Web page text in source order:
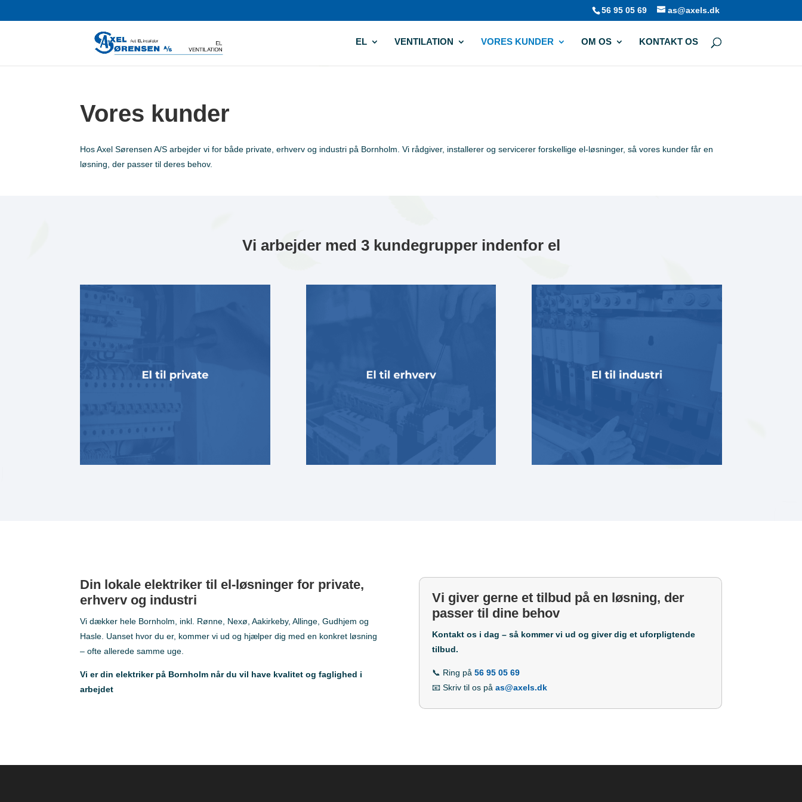
56 95 05 69 as@axels.dk
EL VENTILATION VORES KUNDER OM OS KONTAKT OS
Vores kunder
Hos Axel Sørensen A/S arbejder vi for både private, erhverv og industri på Bornholm. Vi rådgiver, installerer og servicerer forskellige el-løsninger, så vores kunder får en
løsning, der passer til deres behov.
Vi arbejder med 3 kundegrupper indenfor el
Din lokale elektriker til el-løsninger for private,
erhverv og industri
Vi dækker hele Bornholm, inkl. Rønne, Nexø, Aakirkeby, Allinge, Gudhjem og
Hasle. Uanset hvor du er, kommer vi ud og hjælper dig med en konkret løsning
– ofte allerede samme uge.
Vi er din elektriker på Bornholm når du vil have kvalitet og faglighed i
arbejdet
Vi giver gerne et tilbud på en løsning, der
passer til dine behov
Kontakt os i dag – så kommer vi ud og giver dig et uforpligtende
tilbud.
📞 Ring på56 95 05 69
📧 Skriv til os påas@axels.dk